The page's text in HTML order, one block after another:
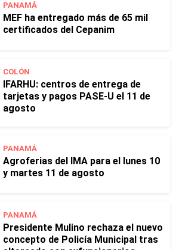
PANAMÁ
MEF ha entregado más de 65 mil
certificados del Cepanim
COLÓN
IFARHU: centros de entrega de
tarjetas y pagos PASE-U el 11 de
agosto
PANAMÁ
Agroferias del IMA para el lunes 10
y martes 11 de agosto
PANAMÁ
Presidente Mulino rechaza el nuevo
concepto de Policía Municipal tras